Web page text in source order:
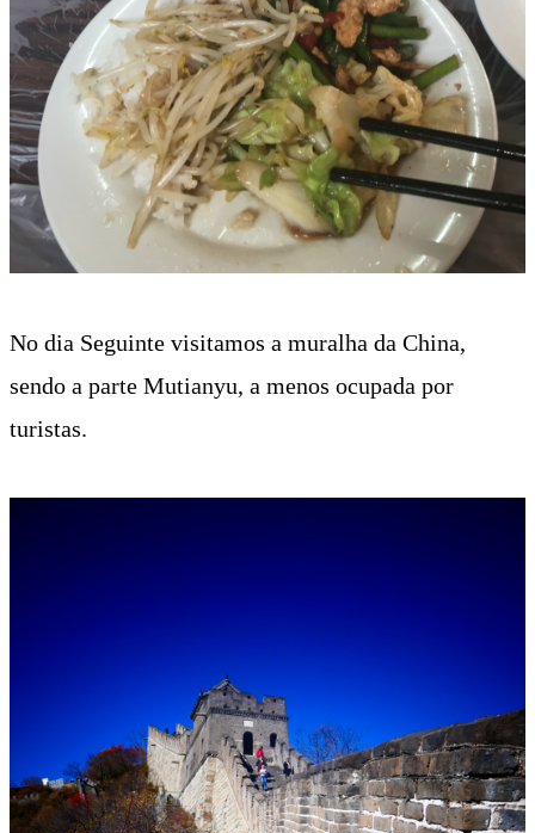
No dia Seguinte visitamos a muralha da China,
sendo a parte Mutianyu, a menos ocupada por
turistas.